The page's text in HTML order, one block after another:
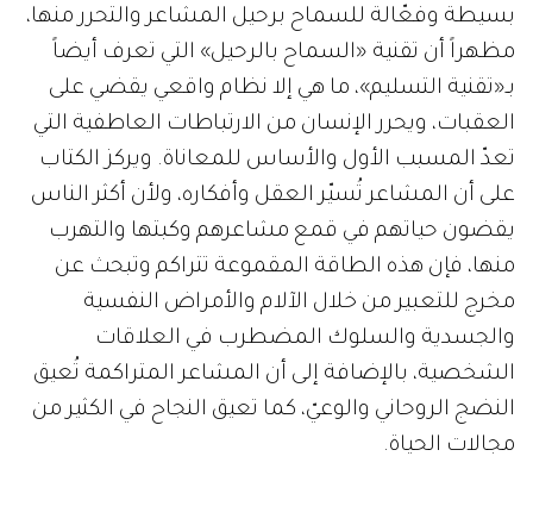
بسيطة وفعّالة للسماح برحيل المشاعر والتحرر منها،
مظهراً أن تقنية «السماح بالرحيل» التي تعرف أيضاً
بـ«تقنية التسليم»، ما هي إلا نظام واقعي يقضي على
العقبات، ويحرر الإنسان من الارتباطات العاطفية التي
تعدّ المسبب الأول والأساس للمعاناة. ويركز الكتاب
على أن المشاعر تُسيّر العقل وأفكاره، ولأن أكثر الناس
يقضون حياتهم في قمع مشاعرهم وكبتها والتهرب
منها، فإن هذه الطاقة المقموعة تتراكم وتبحث عن
مخرج للتعبير من خلال الآلام والأمراض النفسية
والجسدية والسلوك المضطرب في العلاقات
الشخصية، بالإضافة إلى أن المشاعر المتراكمة تُعيق
النضج الروحاني والوعيّ، كما تعيق النجاح في الكثير من
مجالات الحياة.